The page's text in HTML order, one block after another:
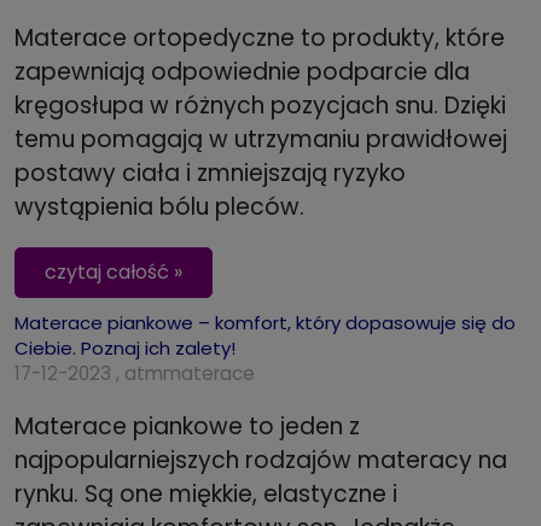
Materace ortopedyczne to produkty, które
zapewniają odpowiednie podparcie dla
kręgosłupa w różnych pozycjach snu. Dzięki
temu pomagają w utrzymaniu prawidłowej
postawy ciała i zmniejszają ryzyko
wystąpienia bólu pleców.
czytaj całość »
Materace piankowe – komfort, który dopasowuje się do
Ciebie. Poznaj ich zalety!
17-12-2023 , atmmaterace
Materace piankowe to jeden z
najpopularniejszych rodzajów materacy na
rynku. Są one miękkie, elastyczne i